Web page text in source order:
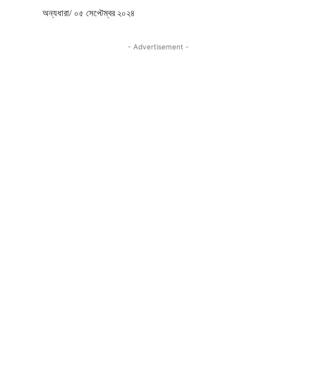
অন্যধারা/ ০৫ সেপ্টেম্বর ২০২৪
- Advertisement -